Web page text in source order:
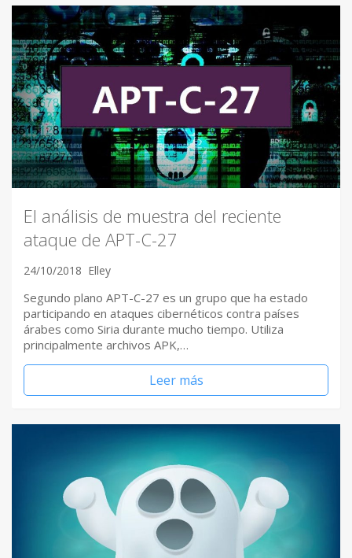
El análisis de muestra del reciente
ataque de APT-C-27
24/10/2018 Elley
Segundo plano APT-C-27 es un grupo que ha estado
participando en ataques cibernéticos contra países
árabes como Siria durante mucho tiempo. Utiliza
principalmente archivos APK,…
Leer más